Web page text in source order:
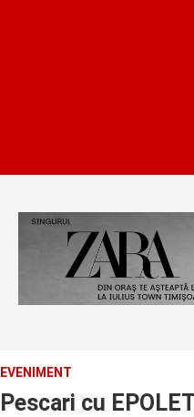
EVENIMENT
Pescari cu